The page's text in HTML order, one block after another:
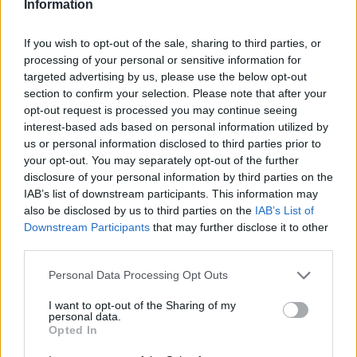
Information
If you wish to opt-out of the sale, sharing to third parties, or
processing of your personal or sensitive information for
targeted advertising by us, please use the below opt-out
section to confirm your selection. Please note that after your
opt-out request is processed you may continue seeing
interest-based ads based on personal information utilized by
us or personal information disclosed to third parties prior to
your opt-out. You may separately opt-out of the further
disclosure of your personal information by third parties on the
IAB’s list of downstream participants. This information may
also be disclosed by us to third parties on the IAB’s List of
Downstream Participants that may further disclose it to other
Personal Data Processing Opt Outs
I want to opt-out of the Sharing of my
personal data.
Opted In
týdny. Novinářům to řekl ředitel zooparku Vít Lukáš, podle kterého
Zoo Ostrava odchovává čtyři mláďata vzácných oslů
onagerů
26.7.2026 01:16 | OSTRAVA ( ČTK)
Zoo Ostrava odchovává čtyři
mláďata vzácných oslů
onagerů. Jde o nejohroženější
poddruh divokého asijského
osla. V zahradě žije
dvanáctičlenné stádo, které je tak nejpočetnější v Evropě.
Novinářům to sdělila mluvčí zahrady Šárka Nováková. V přírodě se
vyskytuje jen okolo 1200 jedinců tohoto kriticky ohroženého
zvířete.
Polička na Svitavsku staví v Liboháji pietní místo na
26.7.2026 00:36 | POLIČKA ( ČTK
Diskuse: 17